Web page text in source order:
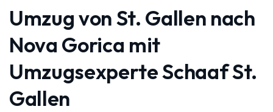
Umzug von St. Gallen nach
Nova Gorica mit
Umzugsexperte Schaaf St.
Gallen